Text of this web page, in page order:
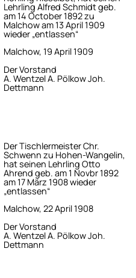
Lehrling Alfred Schmidt geb.
am 14 October 1892 zu
Malchow am 13 April 1909
wieder „entlassen“
Malchow, 19 April 1909
Der Vorstand
A. Wentzel A. Pölkow Joh.
Dettmann
Der Tischlermeister Chr.
Schwenn zu Hohen-Wangelin,
hat seinen Lehrling Otto
Ahrend geb. am 1 Novbr 1892
am 17 März 1908 wieder
„entlassen“
Malchow, 22 April 1908
Der Vorstand
A. Wentzel A. Pölkow Joh.
Dettmann